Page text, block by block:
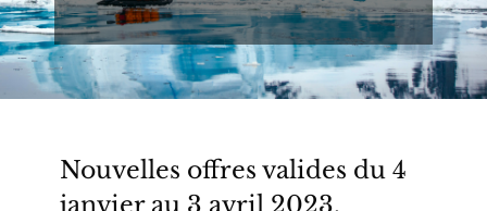
Nouvelles offres valides du 4
janvier au 3 avril 2023.